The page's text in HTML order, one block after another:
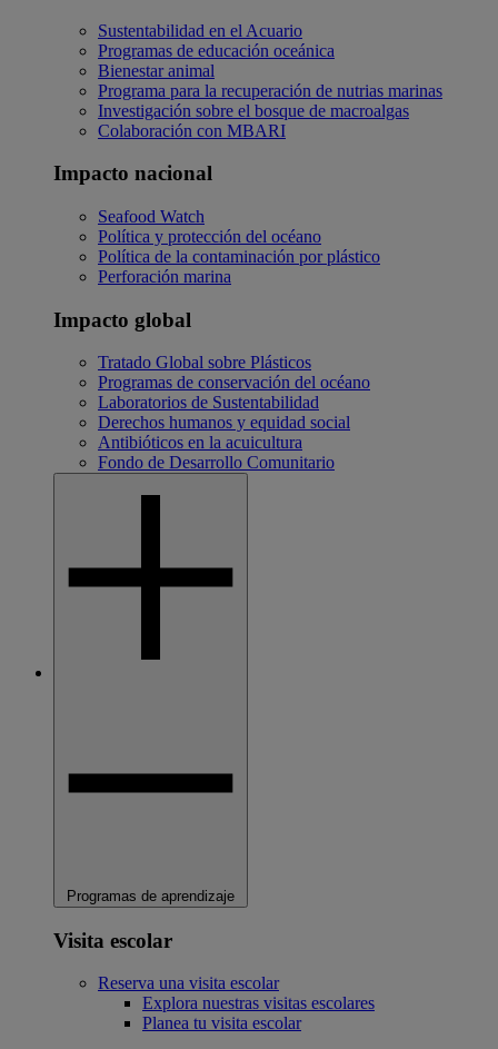
Sustentabilidad en el Acuario
Programas de educación oceánica
Bienestar animal
Programa para la recuperación de nutrias marinas
Investigación sobre el bosque de macroalgas
Colaboración con MBARI
Impacto nacional
Seafood Watch
Política y protección del océano
Política de la contaminación por plástico
Perforación marina
Impacto global
Tratado Global sobre Plásticos
Programas de conservación del océano
Laboratorios de Sustentabilidad
Derechos humanos y equidad social
Antibióticos en la acuicultura
Fondo de Desarrollo Comunitario
Programas de aprendizaje
Visita escolar
Reserva una visita escolar
Explora nuestras visitas escolares
Planea tu visita escolar